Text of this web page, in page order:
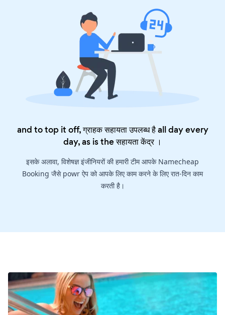
and to top it off, ग्राहक सहायता उपलब्ध है all day every
day, as is theसहायता केंद्र।
इसके अलावा, विशेषज्ञ इंजीनियरों की हमारी टीम आपके Namecheap
Booking जैसे powr ऐप को आपके लिए काम करने के लिए रात-दिन काम
करती है।